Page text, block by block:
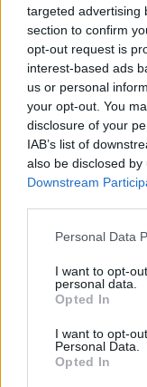
targeted advertising
section to confirm
opt-out request is
interest-based ads
us or personal
your opt-out. You
disclosure of your
IAB’s list of
also be disclosed
Downstream
Personal Data
I want to opt-
personal data.
Opted In
I want to opt-
Personal Data.
Opted In
2 dicembre 2024
AkotokoFCeannaalbano
annaalbano
Leggenda
aperto 2 regalo 5
kotokoFCpiace questo
Signore del